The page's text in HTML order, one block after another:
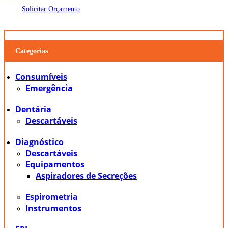
Solicitar Orçamento
Categorias
Consumíveis
Emergência
Dentária
Descartáveis
Diagnóstico
Descartáveis
Equipamentos
Aspiradores de Secreções
Espirometria
Instrumentos